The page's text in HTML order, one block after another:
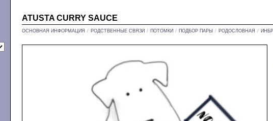
ATUSTA CURRY SAUCE
ОСНОВНАЯ ИНФОРМАЦИЯ / РОДСТВЕННЫЕ СВЯЗИ / ПОТОМКИ / ПОДБОР ПАРЫ / РОДОСЛОВНАЯ /